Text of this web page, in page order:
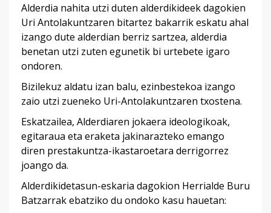
Alderdia nahita utzi duten alderdikideek dagokien
Uri Antolakuntzaren bitartez bakarrik eskatu ahal
izango dute alderdian berriz sartzea, alderdia
benetan utzi zuten egunetik bi urtebete igaro
ondoren.
Bizilekuz aldatu izan balu, ezinbestekoa izango
zaio utzi zueneko Uri-Antolakuntzaren txostena.
Eskatzailea, Alderdiaren jokaera ideologikoak,
egitaraua eta eraketa jakinarazteko emango
diren prestakuntza-ikastaroetara derrigorrez
joango da.
Alderdikidetasun-eskaria dagokion Herrialde Buru
Batzarrak ebatziko du ondoko kasu hauetan: